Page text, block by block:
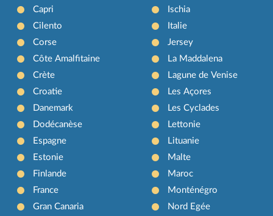
Capri
Cilento
Corse
Côte Amalfitaine
Crète
Croatie
Danemark
Dodécanèse
Espagne
Estonie
Finlande
France
Gran Canaria
Ischia
Italie
Jersey
La Maddalena
Lagune de Venise
Les Açores
Les Cyclades
Lettonie
Lituanie
Malte
Maroc
Monténégro
Nord Egée